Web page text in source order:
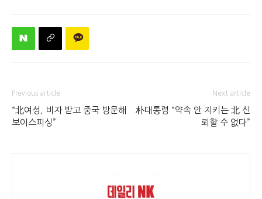
Previous article
“北여성, 비자 받고 중국 방문해
보이스피싱”
Next article
朴대통령 “약속 안 지키는 北 신
뢰할 수 없다”